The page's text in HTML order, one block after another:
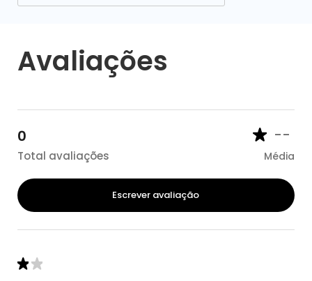
Avaliações
0
Total avaliações
--
Média
Escrever avaliação